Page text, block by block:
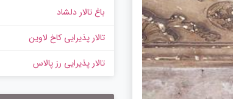
باغ تالار دلشاد
تالار پذیرایی کاخ لاوین
تالار پذیرایی رز پالاس